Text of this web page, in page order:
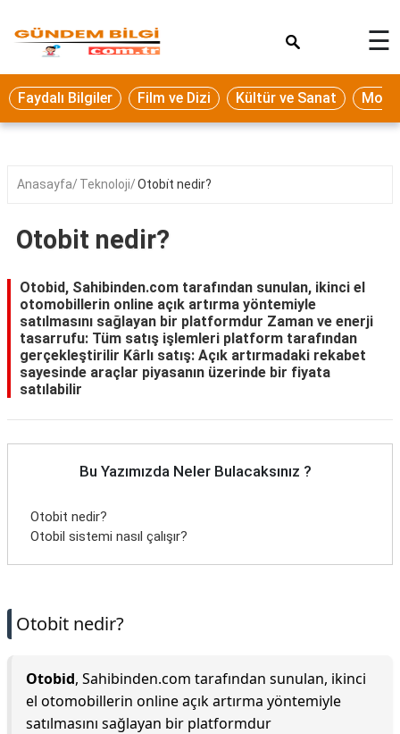
Eğitim
Ekonomi
Seyahat
Oyun
Yaşam
Hukuk
Blog
☰
Faydalı Bilgiler Film ve Dizi Kültür ve Sanat
Anasayfa Teknoloji Otobi̇t nedir?
Otobi̇t nedir?
Otobid, Sahibinden.com tarafından sunulan, ikinci el
otomobillerin online açık artırma yöntemiyle
satılmasını sağlayan bir platformdur Zaman ve enerji
tasarrufu: Tüm satış işlemleri platform tarafından
gerçekleştirilir Kârlı satış: Açık artırmadaki rekabet
sayesinde araçlar piyasanın üzerinde bir fiyata
satılabilir
Bu Yazımızda Neler Bulacaksınız ?
Otobi̇t nedir?
Otobil sistemi nasıl çalışır?
Otobi̇t nedir?
Otobid, Sahibinden.com tarafından sunulan, ikinci
el otomobillerin online açık artırma yöntemiyle
satılmasını sağlayan bir platformdur